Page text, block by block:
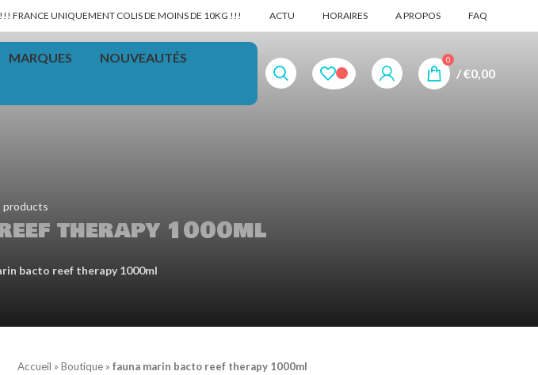
!!! FRANCE UNIQUEMENT COLIS DE MOINS DE 10KG !!! ACTU HORAIRES A PROPOS FAQ
MARQUES NOUVEAUTÉS 0
/€0,00
products
therapy 1000ml
bacto reef therapy 1000ml
Accueil » Boutique » fauna marin bacto reef therapy 1000ml